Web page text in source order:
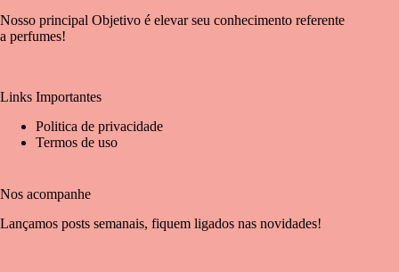
Nosso principal Objetivo é elevar seu conhecimento referente
a perfumes!
Links Importantes
Politica de privacidade
Termos de uso
Nos acompanhe
Lançamos posts semanais, fiquem ligados nas novidades!